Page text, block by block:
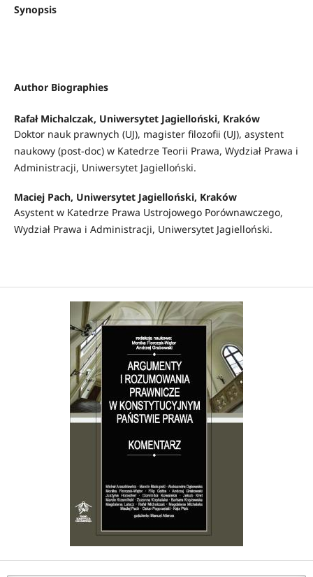
Synopsis
Author Biographies
Rafał Michalczak, Uniwersytet Jagielloński, Kraków
Doktor nauk prawnych (UJ), magister filozofii (UJ), asystent
naukowy (post-doc) w Katedrze Teorii Prawa, Wydział Prawa i
Administracji, Uniwersytet Jagielloński.
Maciej Pach, Uniwersytet Jagielloński, Kraków
Asystent w Katedrze Prawa Ustrojowego Porównawczego,
Wydział Prawa i Administracji, Uniwersytet Jagielloński.